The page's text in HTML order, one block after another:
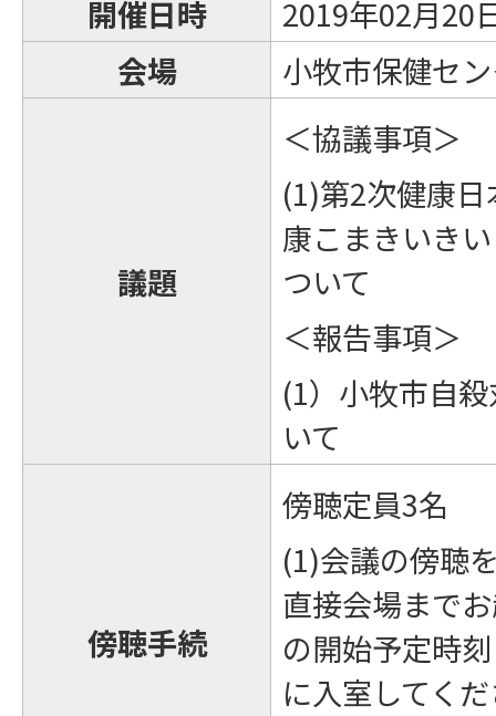
開催日時
2019年02月20
会場
小牧市保健セ
議題
＜協議事項＞
(1)第2次健康
康こまきいき
ついて
＜報告事項＞
(1）小牧市自
いて
傍聴手続
傍聴定員3名
(1)会議の傍聴
直接会場まで
の開始予定時
に入室してく